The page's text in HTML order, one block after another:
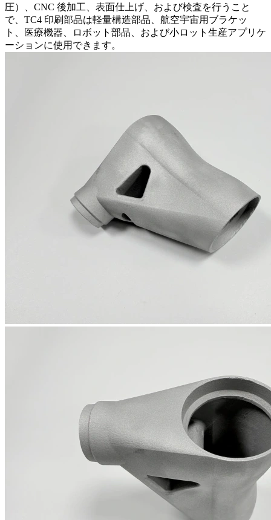
圧）、CNC 後加工、表面仕上げ、および検査を行うこと
で、TC4 印刷部品は軽量構造部品、航空宇宙用ブラケッ
ト、医療機器、ロボット部品、および小ロット生産アプリケ
ーションに使用できます。